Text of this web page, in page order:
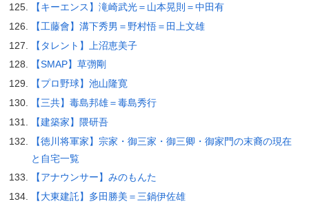
【キーエンス】滝崎武光＝山本晃則＝中田有
【工藤會】溝下秀男＝野村悟＝田上文雄
【タレント】上沼恵美子
【SMAP】草彅剛
【プロ野球】池山隆寛
【三共】毒島邦雄＝毒島秀行
【建築家】隈研吾
【徳川将軍家】宗家・御三家・御三卿・御家門の末裔の現在
と自宅一覧
【アナウンサー】みのもんた
【大東建託】多田勝美＝三鍋伊佐雄